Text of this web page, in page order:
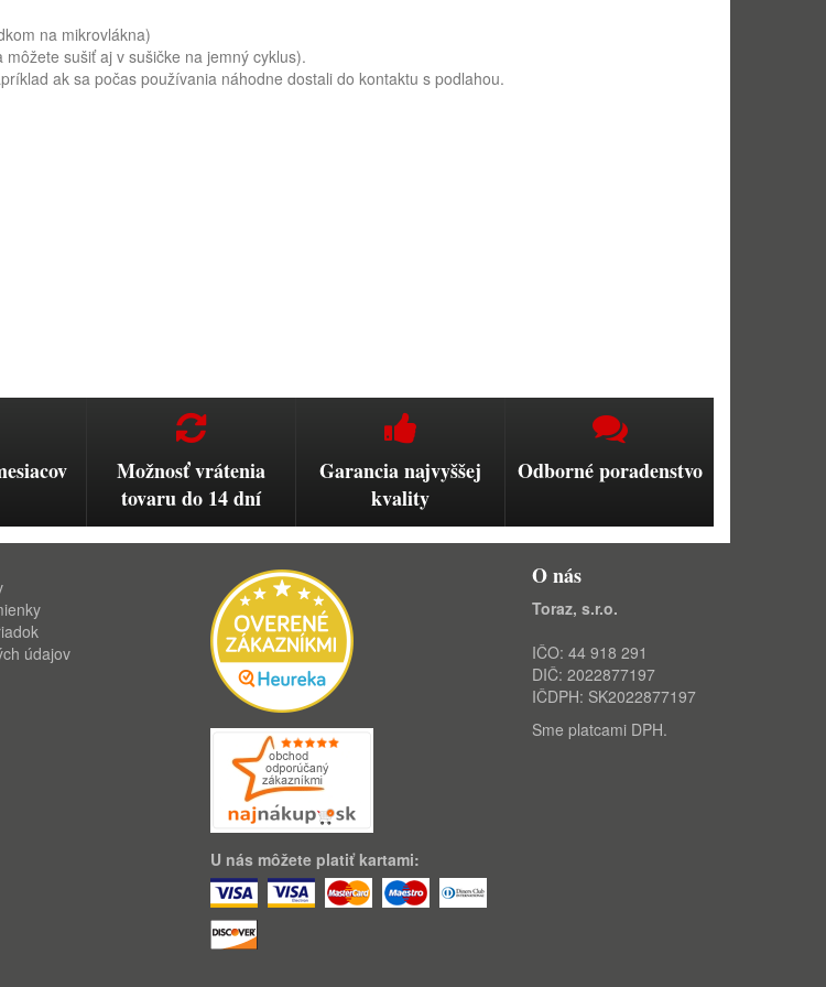
na mikrovlákna)
sušiť aj v sušičke na jemný cyklus).
ak sa počas používania náhodne dostali do kontaktu s podlahou.
Možnosť vrátenia
tovaru do 14 dní
Garancia najvyššej
kvality
Odborné poradenstvo
údajov
U nás môžete platiť kartami:
O nás
Toraz, s.r.o.
IČO: 44 918 291
DIČ: 2022877197
IČDPH: SK2022877197
Sme platcami DPH.